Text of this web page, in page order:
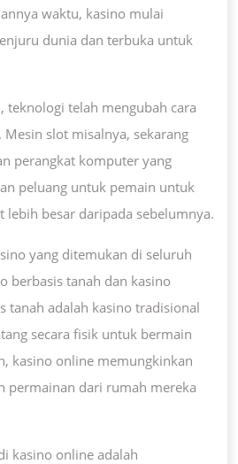
waktu, kasino mulai
dunia dan terbuka untuk
teknologi telah mengubah cara
slot misalnya, sekarang
perangkat komputer yang
peluang untuk pemain untuk
lebih besar daripada sebelumnya.
yang ditemukan di seluruh
berbasis tanah dan kasino
tanah adalah kasino tradisional
secara fisik untuk bermain
kasino online memungkinkan
permainan dari rumah mereka
kasino online adalah